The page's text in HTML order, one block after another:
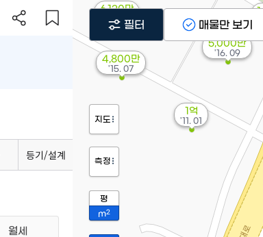
6,130만
'19. 10
5,000만
'16. 09
4,800만
'15. 07
1억
'11. 01
지도
측정
평
m2
필터 매물만 보기
등기/설계
월세